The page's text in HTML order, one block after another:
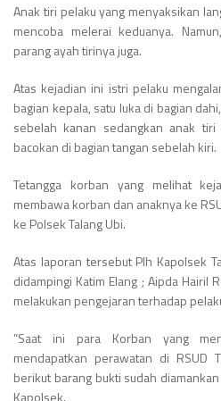
Anak tiri pelaku yang menyaksikan
mencoba melerai keduanya.
parang ayah tirinya juga.
Atas kejadian ini istri pelaku
bagian kepala, satu luka di bagian
sebelah kanan sedangkan anak
bacokan di bagian tangan sebelah kiri.
Tetangga korban yang melihat
membawa korban dan anaknya ke
ke Polsek Talang Ubi.
Atas laporan tersebut Plh Kapolsek
didampingi Katim Elang ; Aipda Hairil
melakukan pengejaran terhadap
”Saat ini para Korban yang
mendapatkan perawatan di RSUD
berikut barang bukti sudah
Kapolsek.